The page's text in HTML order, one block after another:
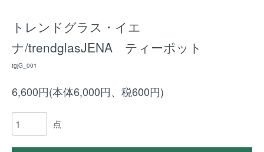
トレンドグラス・イエ
ナ/trendglasJENA ティーポット
tgjG_001
6,600円(本体6,000円、税600円)
点